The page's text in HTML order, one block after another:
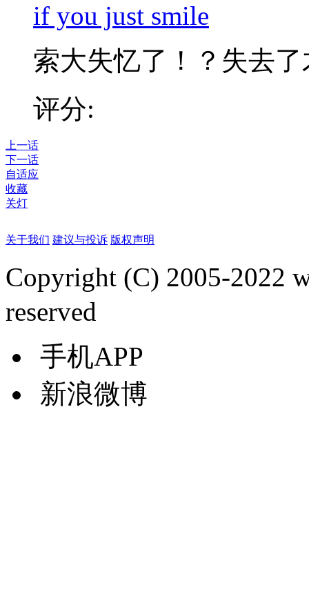
if you just smile
索大失忆了！？失去
评分:
上一话
下一话
自适应
收藏
关灯
关于我们 建议与投诉 版权声明
Copyright (C) 2005-2022
reserved
手机APP
新浪微博